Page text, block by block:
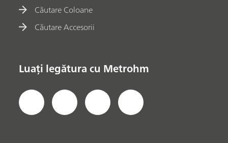
Căutare Coloane
Căutare Accesorii
Luați legătura cu Metrohm